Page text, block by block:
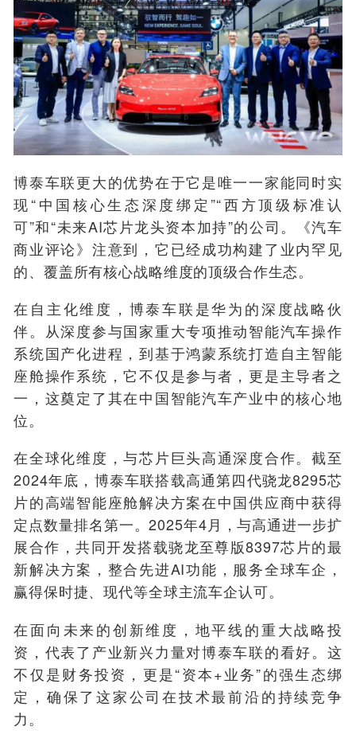
博泰车联更大的优势在于它是唯一一家能同时实
现“中国核心生态深度绑定”“西方顶级标准认
可”和“未来AI芯片龙头资本加持”的公司。《汽车
商业评论》注意到，它已经成功构建了业内罕见
的、覆盖所有核心战略维度的顶级合作生态。
在自主化维度，博泰车联是华为的深度战略伙
伴。从深度参与国家重大专项推动智能汽车操作
系统国产化进程，到基于鸿蒙系统打造自主智能
座舱操作系统，它不仅是参与者，更是主导者之
一，这奠定了其在中国智能汽车产业中的核心地
位。
在全球化维度，与芯片巨头高通深度合作。截至
2024年底，博泰车联搭载高通第四代骁龙8295芯
片的高端智能座舱解决方案在中国供应商中获得
定点数量排名第一。2025年4月，与高通进一步扩
展合作，共同开发搭载骁龙至尊版8397芯片的最
新解决方案，整合先进AI功能，服务全球车企，
赢得保时捷、现代等全球主流车企认可。
在面向未来的创新维度，地平线的重大战略投
资，代表了产业新兴力量对博泰车联的看好。这
不仅是财务投资，更是“资本+业务”的强生态绑
定，确保了这家公司在技术最前沿的持续竞争
力。